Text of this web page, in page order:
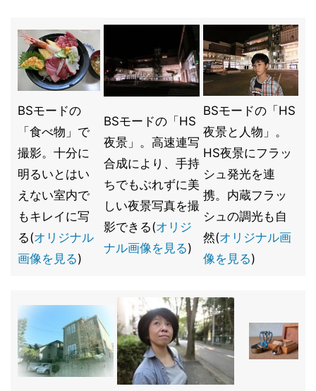
BSモードの
「食べ物」で
撮影。十分に
明るいとはい
えない室内で
もキレイに写
る(オリジナル
画像を見る)
BSモードの「HS
夜景」。高速連写
合成により、手持
ちでもぶれずに美
しい夜景写真を撮
影できる(オリジ
ナル画像を見る)
BSモードの「HS
夜景と人物」。
HS夜景にフラッ
シュ発光を連
携。内蔵フラッ
シュの調光も自
然(オリジナル画
像を見る)